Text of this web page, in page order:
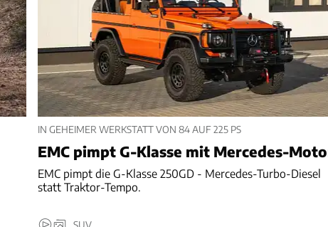
IN GEHEIMER WERKSTATT VON 84 AUF 225 PS
EMC pimpt G-Klasse mit Mercedes-
EMC pimpt die G-Klasse 250GD - Mercedes-Turbo-Diesel
statt Traktor-Tempo.